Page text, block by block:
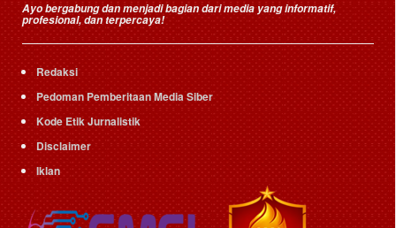
Ayo bergabung dan menjadi bagian dari media yang informatif,
profesional, dan terpercaya!
Redaksi
Pedoman Pemberitaan Media Siber
Kode Etik Jurnalistik
Disclaimer
Iklan